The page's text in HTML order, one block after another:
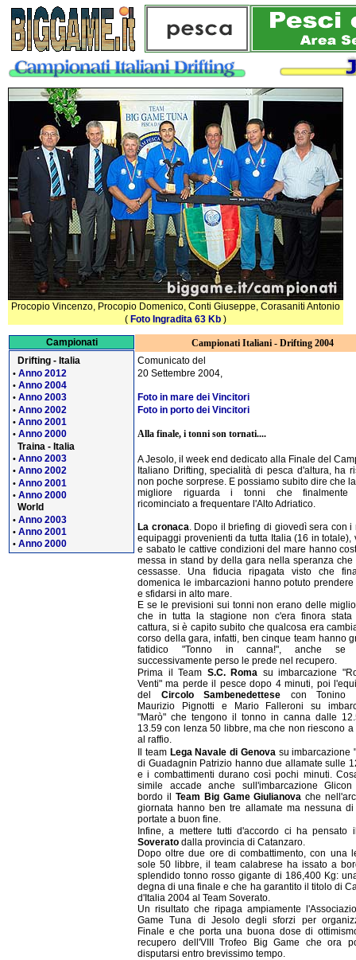
Campionati
Drifting - Italia
• Anno 2012
• Anno 2004
• Anno 2003
• Anno 2002
• Anno 2001
• Anno 2000
Traina - Italia
• Anno 2003
• Anno 2002
• Anno 2001
• Anno 2000
World
• Anno 2003
• Anno 2001
• Anno 2000
Campionati Italiani - Drifting 2004
Comunicato del
20 Settembre 2004,
Foto in mare dei Vincitori
Foto in porto dei Vincitori
Alla finale, i tonni son tornati....
A Jesolo, il week end dedicato alla Finale del
Italiano Drifting, specialità di pesca d'altura, ha
non poche sorprese. E possiamo subito dire che
migliore riguarda i tonni che finalmente
ricominciato a frequentare l'Alto Adriatico.
La cronaca. Dopo il briefing di giovedì sera con i
equipaggi provenienti da tutta Italia (16 in totale),
e sabato le cattive condizioni del mare hanno
messa in stand by della gara nella speranza che
cessasse. Una fiducia ripagata visto che
domenica le imbarcazioni hanno potuto
e sfidarsi in alto mare.
E se le previsioni sui tonni non erano delle
che in tutta la stagione non c'era finora stata
cattura, si è capito subito che qualcosa era
corso della gara, infatti, ben cinque team hanno
fatidico "Tonno in canna!", anche se
successivamente perso le prede nel recupero.
Prima il Team S.C. Roma su imbarcazione
Venti" ma perde il pesce dopo 4 minuti, poi
del Circolo Sambenedettese con Tonino
Maurizio Pignotti e Mario Falleroni su
"Marò" che tengono il tonno in canna dalle
13.59 con lenza 50 libbre, ma che non riescono a
al raffio.
Il team Lega Navale di Genova su imbarcazione
di Guadagnin Patrizio hanno due allamate sulle
e i combattimenti durano così pochi minuti.
simile accade anche sull'imbarcazione
bordo il Team Big Game Giulianova che
giornata hanno ben tre allamate ma nessuna di
portate a buon fine.
Infine, a mettere tutti d'accordo ci ha
Soverato dalla provincia di Catanzaro.
Dopo oltre due ore di combattimento, con una
sole 50 libbre, il team calabrese ha issato a
splendido tonno rosso gigante di 186,400 Kg:
degna di una finale e che ha garantito il titolo di
d'Italia 2004 al Team Soverato.
Un risultato che ripaga ampiamente
Game Tuna di Jesolo degli sforzi per
Finale e che porta una buona dose di
recupero dell'VIII Trofeo Big Game che ora
disputarsi entro brevissimo tempo.
Procopio Vincenzo, Procopio Domenico, Conti Giuseppe, Corasaniti Antonio
( Foto Ingradita 63 Kb )